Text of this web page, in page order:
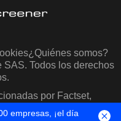
¿Quiénes somos?
Todos los derechos
por Factset,
IQ
empresas, ¡el día